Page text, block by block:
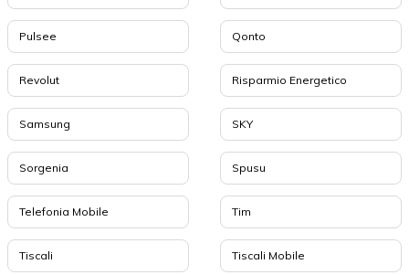
Pulsee Qonto
Revolut Risparmio Energetico
Samsung SKY
Sorgenia Spusu
Telefonia Mobile Tim
Tiscali Tiscali Mobile